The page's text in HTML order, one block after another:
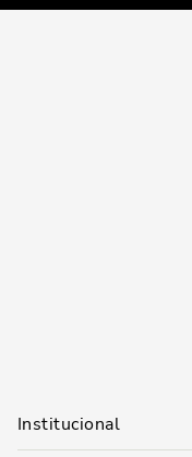
Institucional